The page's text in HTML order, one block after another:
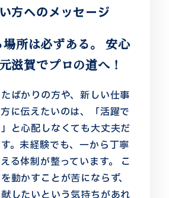
方へのメッセージ
所は必ずある。
安心
滋賀でプロの道へ！
ばかりの方や、新しい仕事
に伝えたいのは、「活躍で
と心配しなくても大丈夫だ
。未経験でも、一から丁寧
る体制が整っています。 こ
動かすことが苦にならず、
したいという気持ちがあれ